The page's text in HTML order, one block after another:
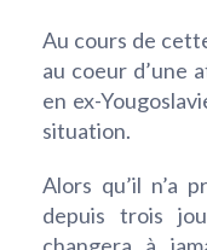
Au cours de
au coeur d’une
en ex-
situation.
Alors qu’il n’a
depuis trois
changera à